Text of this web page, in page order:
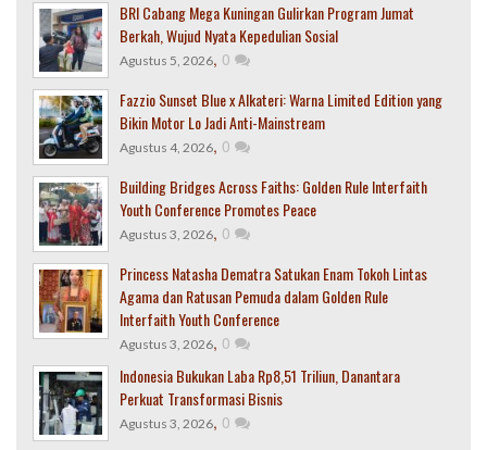
BRI Cabang Mega Kuningan Gulirkan Program Jumat
Berkah, Wujud Nyata Kepedulian Sosial
Agustus 5, 2026, 0
Fazzio Sunset Blue x Alkateri: Warna Limited Edition yang
Bikin Motor Lo Jadi Anti-Mainstream
Agustus 4, 2026, 0
Building Bridges Across Faiths: Golden Rule Interfaith
Youth Conference Promotes Peace
Agustus 3, 2026, 0
Princess Natasha Dematra Satukan Enam Tokoh Lintas
Agama dan Ratusan Pemuda dalam Golden Rule
Interfaith Youth Conference
Agustus 3, 2026, 0
Indonesia Bukukan Laba Rp8,51 Triliun, Danantara
Perkuat Transformasi Bisnis
Agustus 3, 2026, 0